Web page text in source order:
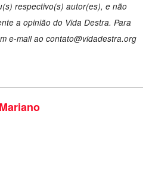
respectivo(s) autor(es), e não
a opinião do Vida Destra. Para
e-mail ao contato@vidadestra.org